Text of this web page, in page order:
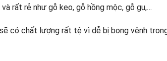
rất rẻ như gỗ keo, gỗ hồng mộc, gỗ gụ,…
có chất lượng rất tệ vì dễ bị bong vênh